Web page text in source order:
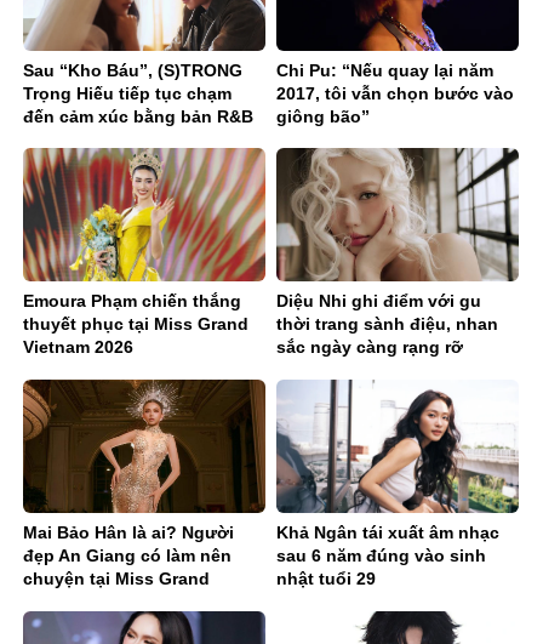
Sau “Kho Báu”, (S)TRONG
Trọng Hiếu tiếp tục chạm
đến cảm xúc bằng bản R&B
Chi Pu: “Nếu quay lại năm
2017, tôi vẫn chọn bước vào
giông bão”
Emoura Phạm chiến thắng
thuyết phục tại Miss Grand
Vietnam 2026
Diệu Nhi ghi điểm với gu
thời trang sành điệu, nhan
sắc ngày càng rạng rỡ
Mai Bảo Hân là ai? Người
đẹp An Giang có làm nên
chuyện tại Miss Grand
Khả Ngân tái xuất âm nhạc
sau 6 năm đúng vào sinh
nhật tuổi 29